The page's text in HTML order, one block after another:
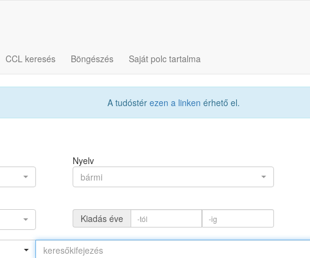
CCL keresés Böngészés Saját polc tartalma
A tudóstér ezen a linken érhető el.
Nyelv
bármi
Kiadás éve